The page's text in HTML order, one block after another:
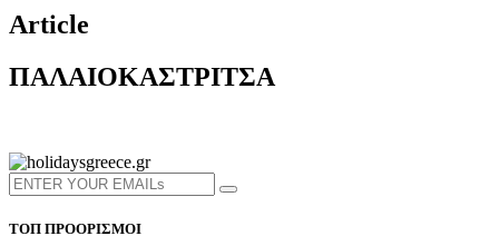
Article
ΠΑΛΑΙΟΚΑΣΤΡΙΤΣΑ
ΤΟΠ ΠΡΟΟΡΙΣΜΟΙ